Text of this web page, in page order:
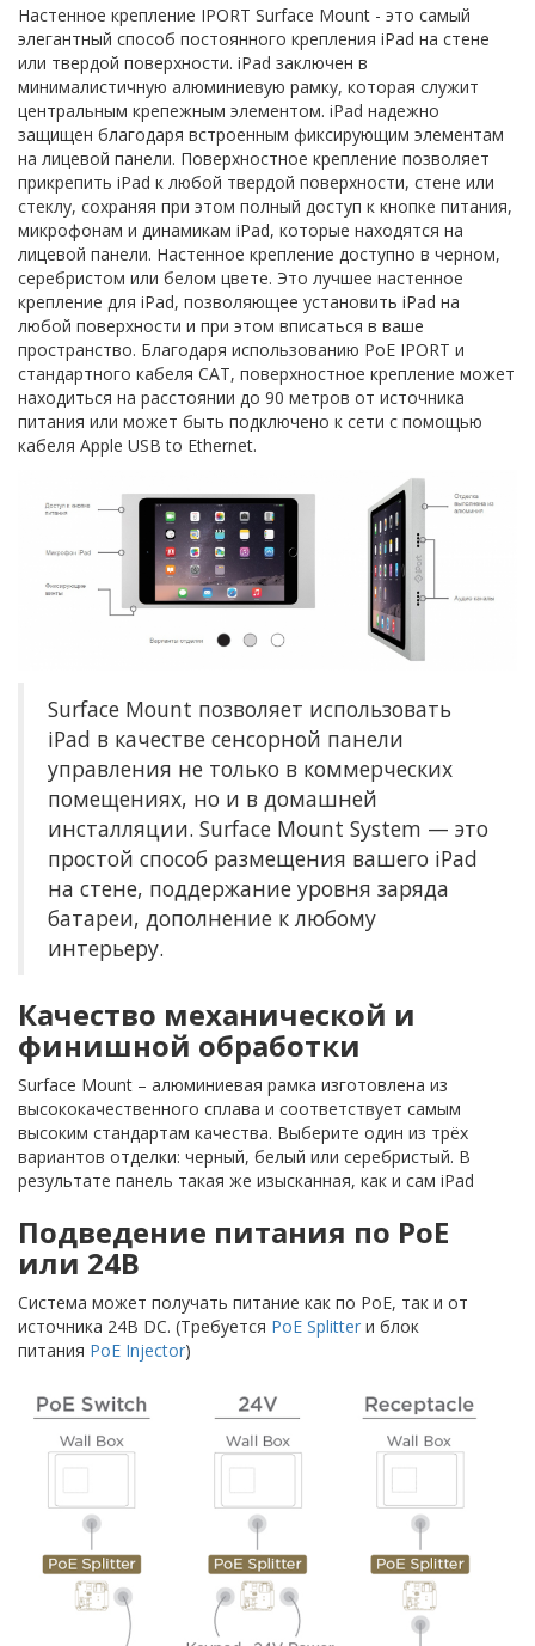
Настенное крепление IPORT Surface Mount - это самый
элегантный способ постоянного крепления iPad на стене
или твердой поверхности. iPad заключен в
минималистичную алюминиевую рамку, которая служит
центральным крепежным элементом. iPad надежно
защищен благодаря встроенным фиксирующим элементам
на лицевой панели. Поверхностное крепление позволяет
прикрепить iPad к любой твердой поверхности, стене или
стеклу, сохраняя при этом полный доступ к кнопке питания,
микрофонам и динамикам iPad, которые находятся на
лицевой панели. Настенное крепление доступно в черном,
серебристом или белом цвете. Это лучшее настенное
крепление для iPad, позволяющее установить iPad на
любой поверхности и при этом вписаться в ваше
пространство. Благодаря использованию PoE IPORT и
стандартного кабеля CAT, поверхностное крепление может
находиться на расстоянии до 90 метров от источника
питания или может быть подключено к сети с помощью
кабеля Apple USB to Ethernet.
Surface Mount позволяет использовать
iPad в качестве сенсорной панели
управления не только в коммерческих
помещениях, но и в домашней
инсталляции. Surface Mount System — это
простой способ размещения вашего iPad
на стене, поддержание уровня заряда
батареи, дополнение к любому
интерьеру.
Качество механической и
финишной обработки
Surface Mount – алюминиевая рамка изготовлена из
высококачественного сплава и соответствует самым
высоким стандартам качества. Выберите один из трёх
вариантов отделки: черный, белый или серебристый. В
результате панель такая же изысканная, как и сам iPad
Подведение питания по PoE
или 24В
Система может получать питание как по PoE, так и от
источника 24В DC. (Требуется PoE Splitter и блок
питания PoE Injector)